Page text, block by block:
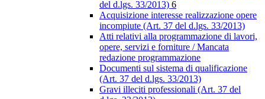
del d.lgs. 33/2013) 6
Acquisizione interesse realizzazione opere
incompiute (Art. 37 del d.lgs. 33/2013)
Atti relativi alla programmazione di lavori,
opere, servizi e forniture / Mancata
redazione programmazione
Documenti sul sistema di qualificazione
(Art. 37 del d.lgs. 33/2013)
Gravi illeciti professionali (Art. 37 del